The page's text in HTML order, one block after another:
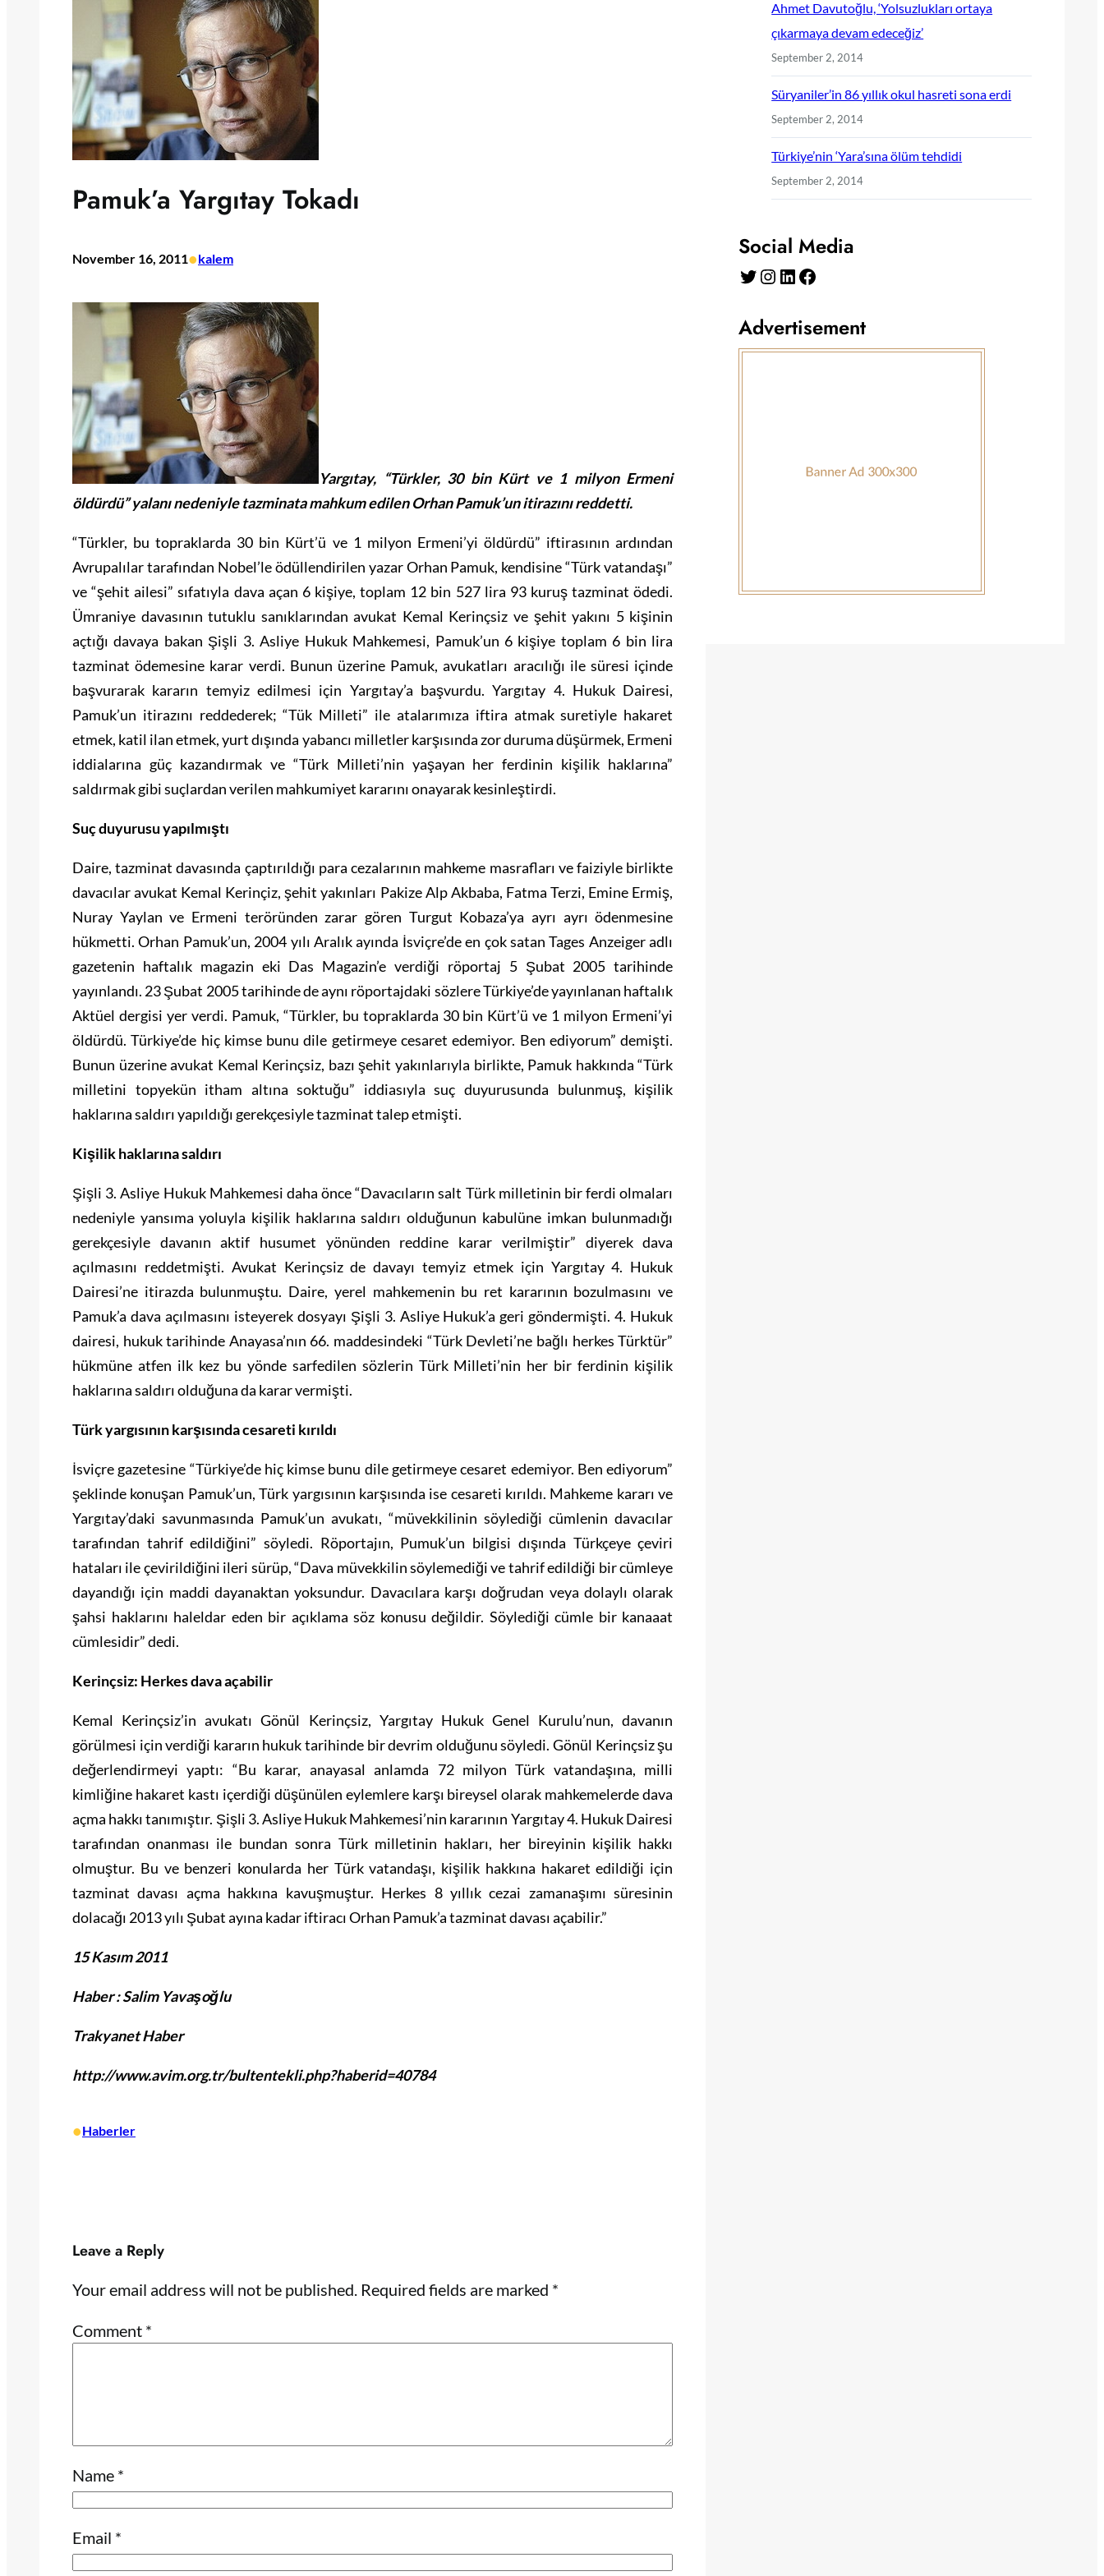
Pamuk’a Yargıtay Tokadı
November 16, 2011•kalem
Yargıtay, “Türkler, 30 bin Kürt ve 1 milyon Ermeni
öldürdü” yalanı nedeniyle tazminata mahkum edilen Orhan Pamuk’un itirazını reddetti.
“Türkler, bu topraklarda 30 bin Kürt’ü ve 1 milyon Ermeni’yi öldürdü” iftirasının ardından
Avrupalılar tarafından Nobel’le ödüllendirilen yazar Orhan Pamuk, kendisine “Türk vatandaşı”
ve “şehit ailesi” sıfatıyla dava açan 6 kişiye, toplam 12 bin 527 lira 93 kuruş tazminat ödedi.
Ümraniye davasının tutuklu sanıklarından avukat Kemal Kerinçsiz ve şehit yakını 5 kişinin
açtığı davaya bakan Şişli 3. Asliye Hukuk Mahkemesi, Pamuk’un 6 kişiye toplam 6 bin lira
tazminat ödemesine karar verdi. Bunun üzerine Pamuk, avukatları aracılığı ile süresi içinde
başvurarak kararın temyiz edilmesi için Yargıtay’a başvurdu. Yargıtay 4. Hukuk Dairesi,
Pamuk’un itirazını reddederek; “Tük Milleti” ile atalarımıza iftira atmak suretiyle hakaret
etmek, katil ilan etmek, yurt dışında yabancı milletler karşısında zor duruma düşürmek, Ermeni
iddialarına güç kazandırmak ve “Türk Milleti’nin yaşayan her ferdinin kişilik haklarına”
saldırmak gibi suçlardan verilen mahkumiyet kararını onayarak kesinleştirdi.
Suç duyurusu yapılmıştı
Daire, tazminat davasında çaptırıldığı para cezalarının mahkeme masrafları ve faiziyle birlikte
davacılar avukat Kemal Kerinçiz, şehit yakınları Pakize Alp Akbaba, Fatma Terzi, Emine Ermiş,
Nuray Yaylan ve Ermeni teröründen zarar gören Turgut Kobaza’ya ayrı ayrı ödenmesine
hükmetti. Orhan Pamuk’un, 2004 yılı Aralık ayında İsviçre’de en çok satan Tages Anzeiger adlı
gazetenin haftalık magazin eki Das Magazin’e verdiği röportaj 5 Şubat 2005 tarihinde
yayınlandı. 23 Şubat 2005 tarihinde de aynı röportajdaki sözlere Türkiye’de yayınlanan haftalık
Aktüel dergisi yer verdi. Pamuk, “Türkler, bu topraklarda 30 bin Kürt’ü ve 1 milyon Ermeni’yi
öldürdü. Türkiye’de hiç kimse bunu dile getirmeye cesaret edemiyor. Ben ediyorum” demişti.
Bunun üzerine avukat Kemal Kerinçsiz, bazı şehit yakınlarıyla birlikte, Pamuk hakkında “Türk
milletini topyekün itham altına soktuğu” iddiasıyla suç duyurusunda bulunmuş, kişilik
haklarına saldırı yapıldığı gerekçesiyle tazminat talep etmişti.
Kişilik haklarına saldırı
Şişli 3. Asliye Hukuk Mahkemesi daha önce “Davacıların salt Türk milletinin bir ferdi olmaları
nedeniyle yansıma yoluyla kişilik haklarına saldırı olduğunun kabulüne imkan bulunmadığı
gerekçesiyle davanın aktif husumet yönünden reddine karar verilmiştir” diyerek dava
açılmasını reddetmişti. Avukat Kerinçsiz de davayı temyiz etmek için Yargıtay 4. Hukuk
Dairesi’ne itirazda bulunmuştu. Daire, yerel mahkemenin bu ret kararının bozulmasını ve
Pamuk’a dava açılmasını isteyerek dosyayı Şişli 3. Asliye Hukuk’a geri göndermişti. 4. Hukuk
dairesi, hukuk tarihinde Anayasa’nın 66. maddesindeki “Türk Devleti’ne bağlı herkes Türktür”
hükmüne atfen ilk kez bu yönde sarfedilen sözlerin Türk Milleti’nin her bir ferdinin kişilik
haklarına saldırı olduğuna da karar vermişti.
Türk yargısının karşısında cesareti kırıldı
İsviçre gazetesine “Türkiye’de hiç kimse bunu dile getirmeye cesaret edemiyor. Ben ediyorum”
şeklinde konuşan Pamuk’un, Türk yargısının karşısında ise cesareti kırıldı. Mahkeme kararı ve
Yargıtay’daki savunmasında Pamuk’un avukatı, “müvekkilinin söylediği cümlenin davacılar
tarafından tahrif edildiğini” söyledi. Röportajın, Pumuk’un bilgisi dışında Türkçeye çeviri
hataları ile çevirildiğini ileri sürüp, “Dava müvekkilin söylemediği ve tahrif edildiği bir cümleye
dayandığı için maddi dayanaktan yoksundur. Davacılara karşı doğrudan veya dolaylı olarak
şahsi haklarını haleldar eden bir açıklama söz konusu değildir. Söylediği cümle bir kanaaat
cümlesidir” dedi.
Kerinçsiz: Herkes dava açabilir
Kemal Kerinçsiz’in avukatı Gönül Kerinçsiz, Yargıtay Hukuk Genel Kurulu’nun, davanın
görülmesi için verdiği kararın hukuk tarihinde bir devrim olduğunu söyledi. Gönül Kerinçsiz şu
değerlendirmeyi yaptı: “Bu karar, anayasal anlamda 72 milyon Türk vatandaşına, milli
kimliğine hakaret kastı içerdiği düşünülen eylemlere karşı bireysel olarak mahkemelerde dava
açma hakkı tanımıştır. Şişli 3. Asliye Hukuk Mahkemesi’nin kararının Yargıtay 4. Hukuk Dairesi
tarafından onanması ile bundan sonra Türk milletinin hakları, her bireyinin kişilik hakkı
olmuştur. Bu ve benzeri konularda her Türk vatandaşı, kişilik hakkına hakaret edildiği için
tazminat davası açma hakkına kavuşmuştur. Herkes 8 yıllık cezai zamanaşımı süresinin
dolacağı 2013 yılı Şubat ayına kadar iftiracı Orhan Pamuk’a tazminat davası açabilir.”
15 Kasım 2011
Haber : Salim Yavaşoğlu
Trakyanet Haber
http://www.avim.org.tr/bultentekli.php?haberid=40784
•Haberler
Leave a Reply
Your email address will not be published. Required fields are marked *
Comment *
Name *
Email *
Ahmet Davutoğlu, ‘Yolsuzlukları ortaya
çıkarmaya devam edeceğiz’
September 2, 2014
Süryaniler’in 86 yıllık okul hasreti sona erdi
September 2, 2014
Türkiye’nin ‘Yara’sına ölüm tehdidi
September 2, 2014
Social Media
Twitter Instagram LinkedIn Facebook
Advertisement